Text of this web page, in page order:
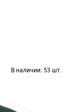
В наличии: 53 шт.